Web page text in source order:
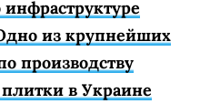
из крупнейших
производству
в Украине